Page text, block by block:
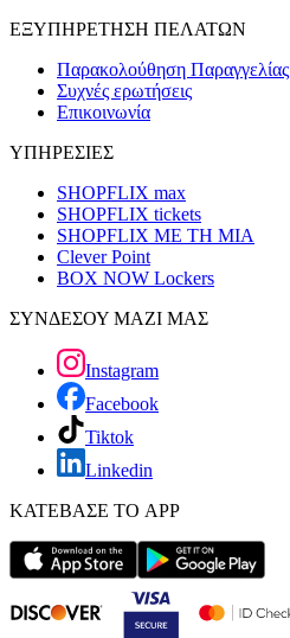
ΕΞΥΠΗΡΕΤΗΣΗ ΠΕΛΑΤΩΝ
Παρακολούθηση Παραγγελίας
Συχνές ερωτήσεις
Επικοινωνία
ΥΠΗΡΕΣΙΕΣ
SHOPFLIX max
SHOPFLIX tickets
SHOPFLIX ΜΕ ΤΗ ΜΙΑ
Clever Point
BOX NOW Lockers
ΣΥΝΔΕΣΟΥ ΜΑΖΙ ΜΑΣ
Instagram
Facebook
Tiktok
Linkedin
ΚΑΤΕΒΑΣΕ ΤΟ APP